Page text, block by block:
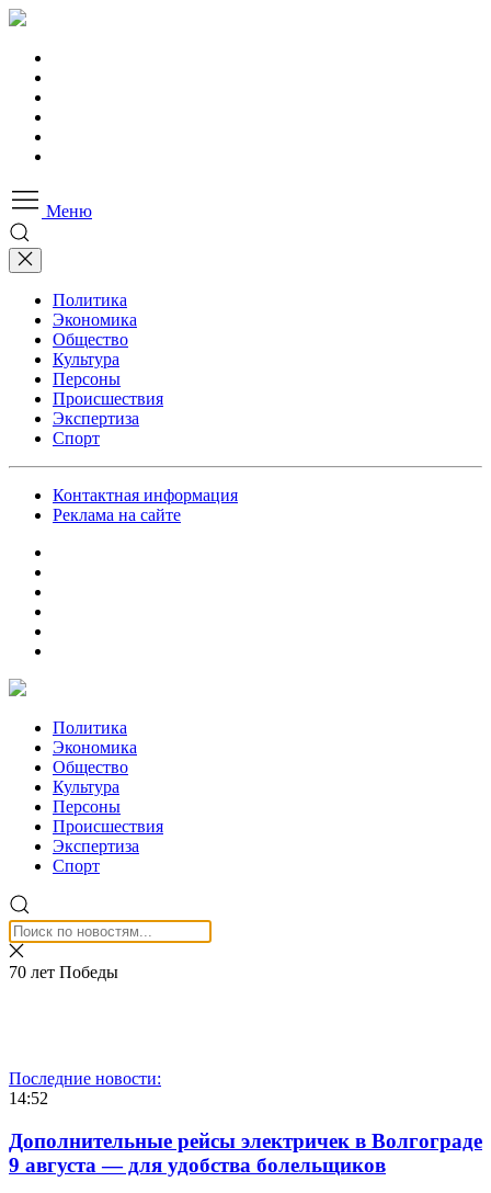
Меню
Политика
Экономика
Общество
Культура
Персоны
Происшествия
Экспертиза
Спорт
Контактная информация
Реклама на сайте
Политика
Экономика
Общество
Культура
Персоны
Происшествия
Экспертиза
Спорт
70 лет Победы
Последние новости:
14:52
Дополнительные рейсы электричек в Волгограде
9 августа — для удобства болельщиков